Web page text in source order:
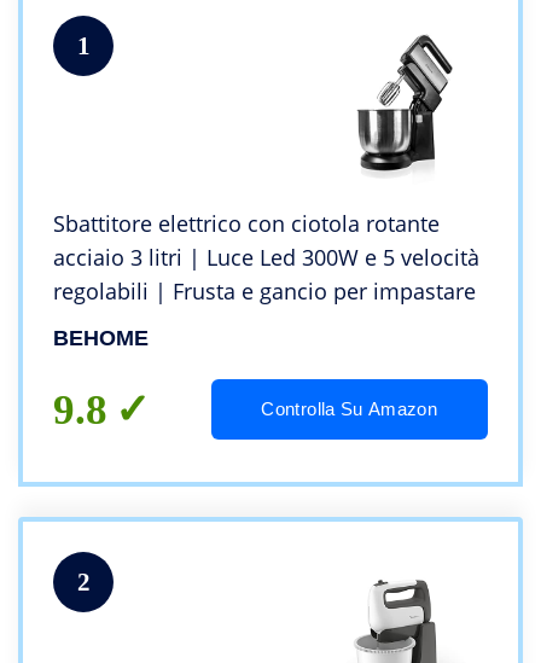
1
Sbattitore elettrico con ciotola rotante
acciaio 3 litri | Luce Led 300W e 5 velocità
regolabili | Frusta e gancio per impastare
BEHOME
9.8 Controlla Su Amazon
2